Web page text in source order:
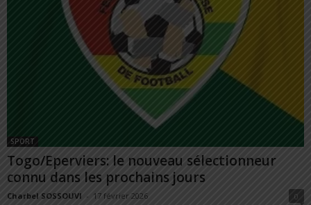
SPORT
Togo/Eperviers: le nouveau sélectionneur
connu dans les prochains jours
Charbel SOSSOUVI - 17 février 2026
0